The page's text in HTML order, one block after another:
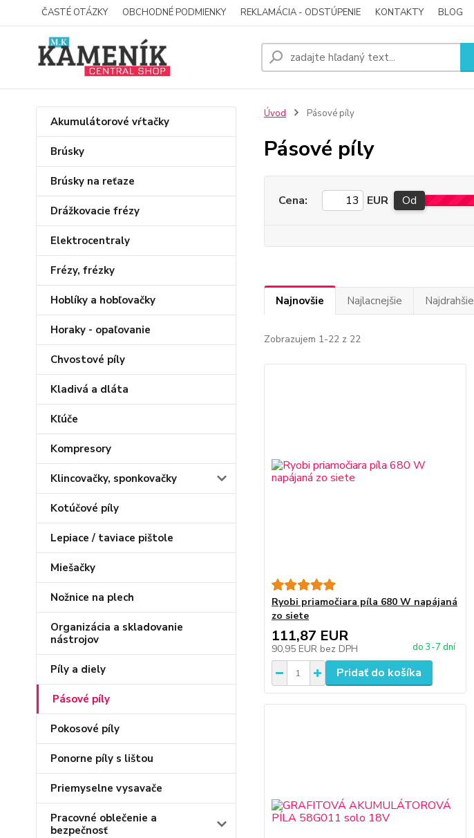
ČASTÉ OTÁZKY OBCHODNÉ PODMIENKY REKLAMÁCIA - ODSTÚPENIE KONTAKTY BLOG
Akumulátorové vŕtačky
Brúsky
Brúsky na reťaze
Drážkovacie frézy
Elektrocentraly
Frézy, frézky
Hoblíky a hobľovačky
Horaky - opaľovanie
Chvostové píly
Kladivá a dláta
Kľúče
Kompresory
Klincovačky, sponkovačky
Kotúčové píly
Lepiace / taviace pištole
Miešačky
Nožnice na plech
Organizácia a skladovanie
nástrojov
Píly a diely
Pásové píly
Pokosové píly
Ponorne píly s lištou
Priemyselne vysavače
Pracovné oblečenie a
bezpečnosť
Úvod Pásové píly
Pásové píly
Cena: EUR Od
Najnovšie Najlacnejšie Najdrahšie
Zobrazujem 1-22 z 22
Ryobi priamočiara píla 680 W napájaná
zo siete
111,87 EUR
90,95 EUR bez DPH do 3-7 dní
Pridať do košíka